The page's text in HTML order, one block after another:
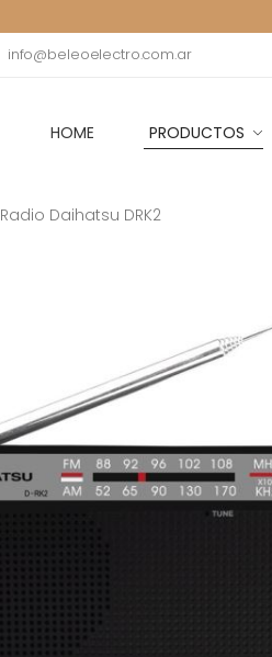
info@beleoelectro.com.ar
HOME PRODUCTOS
Radio Daihatsu DRK2